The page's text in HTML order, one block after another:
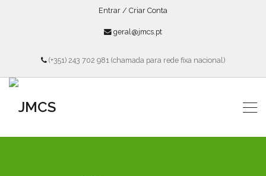
Entrar / Criar Conta
geral@jmcs.pt
(+351) 243 702 981 (chamada para rede fixa nacional)